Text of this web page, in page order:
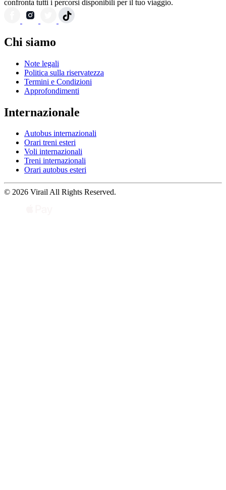
confronta tutti i percorsi disponibili per il tuo viaggio.
Chi siamo
Note legali
Politica sulla riservatezza
Termini e Condizioni
Approfondimenti
Internazionale
Autobus internazionali
Orari treni esteri
Voli internazionali
Treni internazionali
Orari autobus esteri
© 2026 Virail All Rights Reserved.